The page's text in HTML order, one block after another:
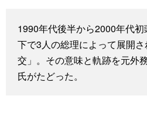
科学・技術
暮らし
Books
Cinema
1990年代後半から2000年代
下で3人の総理によって展開
交」。その意味と軌跡を元外
氏がたどった。